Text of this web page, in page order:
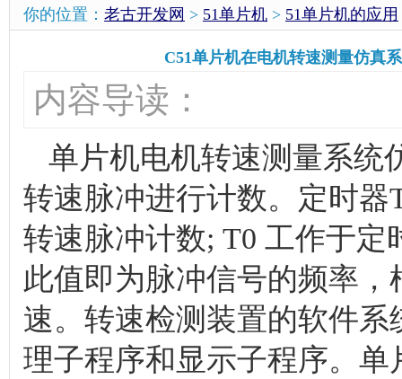
你的位置： 老古开发网 > 51单片机 > 51单片机的应用
C51单片机在电机转速测量仿真
内容导读：
单片机电机转速测量系统
转速脉冲进行计数。定时
转速脉冲计数; T0 工作于定
此值即为脉冲信号的频率
速。转速检测装置的软件
理子程序和显示子程序。